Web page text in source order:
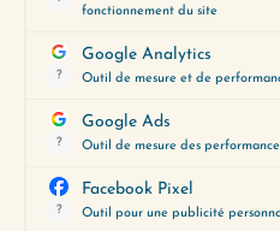
LAISSER UN
Votre adresse e-
publiée. Les champs